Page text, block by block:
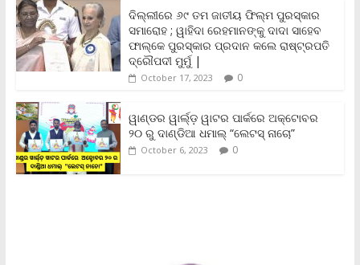
d
l
y
ଦିଲ୍ଲୀରେ ୬୯ ତମ ଜାତୀୟ ଫିଲ୍ମ ପୁରସ୍କାର
ସମାରୋହ ; ୱାହିଦା ରେହମାନଙ୍କୁ ଦାଦା ସାହେବ
ଫାଲ୍‌କେ ପୁରସ୍କାର ପ୍ରଦାନ କଲେ ରାଷ୍ଟ୍ରପତି
ଦ୍ରୌପଦୀ ମୁର୍ମୁ |
October 17, 2023 0
ୱାଣ୍ଡର ୱାର୍ଲ୍‌ଡ଼ ୱାଟର ପାର୍କରେ ଅକ୍ଟୋବର
୨୦ ରୁ ଦାଣ୍ଡିଆ ଧମାଲ୍ “ଲେଟସ୍ ନାଚୋ”
October 6, 2023 0